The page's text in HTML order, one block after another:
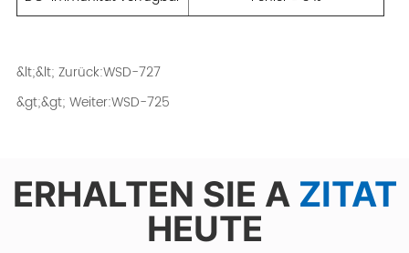
&lt;&lt; Zurück:WSD-727
&gt;&gt; Weiter:WSD-725
ERHALTEN SIE A ZITAT
HEUTE